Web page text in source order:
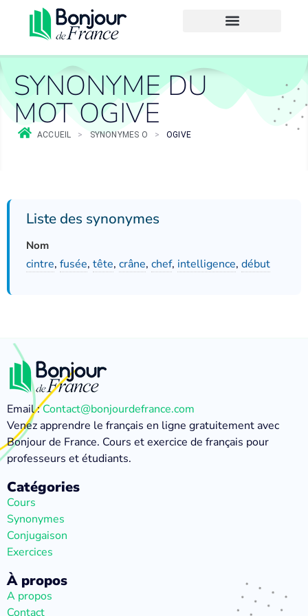
SYNONYME DU
MOT OGIVE
ACCUEIL > SYNONYMES O > OGIVE
Liste des synonymes
Nom
cintre, fusée, tête, crâne, chef, intelligence, début
Email :Contact@bonjourdefrance.com
Venez apprendre le français en ligne gratuitement avec
Bonjour de France. Cours et exercice de français pour
professeurs et étudiants.
Catégories
Cours
Synonymes
Conjugaison
Exercices
À propos
A propos
Contact